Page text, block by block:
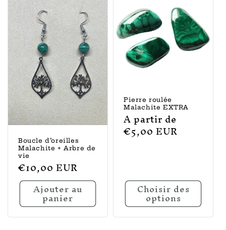
Boucle d’oreilles
Malachite + Arbre de
vie
Prix
habituel
€10,00 EUR
Ajouter au
panier
Pierre roulée
Malachite EXTRA
Prix
habituel
A partir de
€5,00 EUR
Choisir des
options